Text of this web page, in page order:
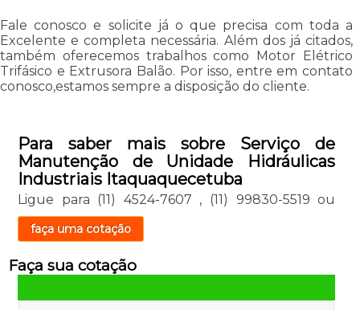
Fale conosco e solicite já o que precisa com toda a
Excelente e completa necessária. Além dos já citados,
também oferecemos trabalhos como Motor Elétrico
Trifásico e Extrusora Balão. Por isso, entre em contato
conosco,estamos sempre a disposição do cliente.
Para saber mais sobre Serviço de
Manutenção de Unidade Hidráulicas
Industriais Itaquaquecetuba
Ligue para (11) 4524-7607 , (11) 99830-5519 ou
faça uma cotação
Faça sua cotação